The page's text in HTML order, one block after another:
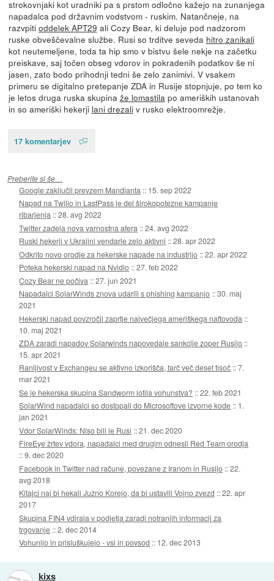
strokovnjaki kot uradniki pa s prstom odločno kažejo na zunanjega
napadalca pod državnim vodstvom - ruskim. Natančneje, na
razvpiti oddelek APT29 ali Cozy Bear, ki deluje pod nadzorom
ruske obveščevalne službe. Rusi so trditve seveda hitro zanikali
kot neutemeljene, toda ta hip smo v bistvu šele nekje na začetku
preiskave, saj točen obseg vdorov in pokradenih podatkov še ni
jasen, zato bodo prihodnji tedni še zelo zanimivi. V vsakem
primeru se digitalno pretepanje ZDA in Rusije stopnjuje, po tem ko
je letos druga ruska skupina že lomastila po ameriških ustanovah
in so ameriški hekerji lani drezaliv rusko elektroomrežje.
17 komentarjev
Preberite si še…
Google zaključil prevzem Mandianta :: 15. sep 2022
Napad na Twilio in LastPass je del širokopotezne kampanje
ribarjenja ::28. avg 2022
Twitter zadela nova varnostna afera ::24. avg 2022
Ruski hekerji v Ukrajini vendarle zelo aktivni ::28. apr 2022
Odkrito novo orodje za hekerske napade na industrijo ::22. apr 2022
Poteka hekerski napad na Nvidio ::27. feb 2022
Cozy Bear ne počiva ::27. jun 2021
Napadalci SolarWinds znova udarili s phishing kampanjo ::30. maj
2021
Hekerski napad povzročil zaprtje največjega ameriškega naftovoda ::
10. maj 2021
ZDA zaradi napadov Solarwinds napovedale sankcije zoper Rusijo ::
15. apr 2021
Ranljivost v Exchangeu se aktivno izkorišča, tarč več deset tisoč ::7.
mar 2021
Se je hekerska skupina Sandworm lotila vohunstva? ::22. feb 2021
SolarWind napadalci so dostopali do Microsoftove izvorne kode :: 1.
jan 2021
Vdor SolarWinds: Niso bili le Rusi ::21. dec 2020
FireEye žrtev vdora, napadalci med drugim odnesli Red Team orodja
::9. dec 2020
Facebook in Twitter nad račune, povezane z Iranom in Rusijo ::22.
avg 2018
Kitajci naj bi hekali Južno Korejo, da bi ustavili Vojno zvezd ::22. apr
2017
Skupina FIN4 vdirala v podjetja zaradi notranjih informacij za
trgovanje ::2. dec 2014
Vohunijo in prisluškujejo - vsi in povsod :: 12. dec 2013
kixs